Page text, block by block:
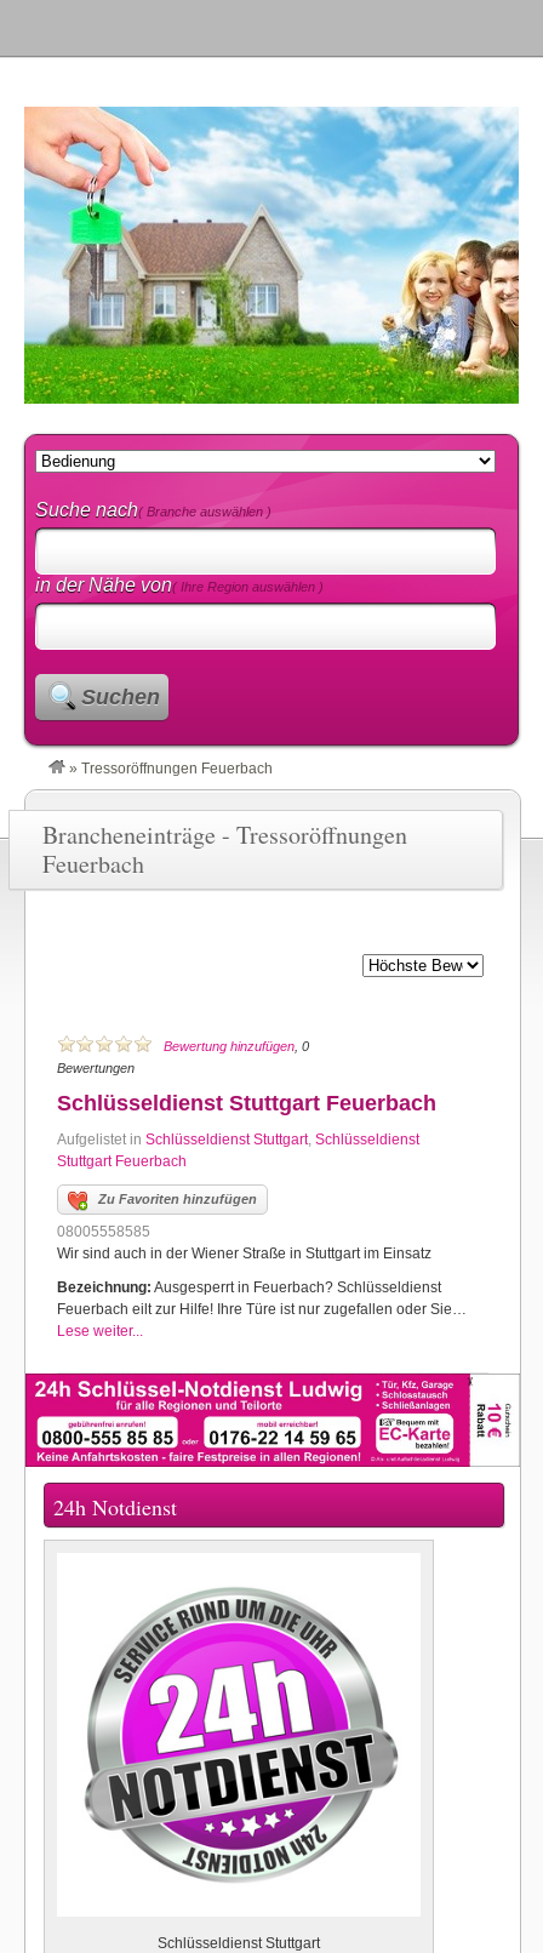
Suche nach( Branche auswählen )
in der Nähe von( Ihre Region auswählen )
Suchen
» Tressoröffnungen Feuerbach
Brancheneinträge - Tressoröffnungen
Feuerbach
Bewertung hinzufügen , 0
Bewertungen
Schlüsseldienst Stuttgart Feuerbach
Aufgelistet in Schlüsseldienst Stuttgart, Schlüsseldienst
Stuttgart Feuerbach
Zu Favoriten hinzufügen
08005558585
Wir sind auch in der Wiener Straße in Stuttgart im Einsatz
Bezeichnung: Ausgesperrt in Feuerbach? Schlüsseldienst
Feuerbach eilt zur Hilfe! Ihre Türe ist nur zugefallen oder Sie…
Lese weiter...
24h Notdienst
Schlüsseldienst Stuttgart